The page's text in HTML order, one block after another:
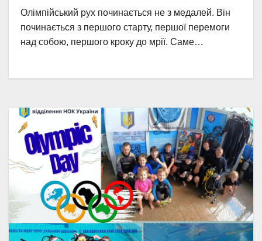
Олімпійський рух починається не з медалей. Він
починається з першого старту, першої перемоги
над собою, першого кроку до мрії. Саме…